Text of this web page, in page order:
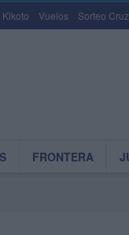
Vuelos Sorteo
FRONTERA